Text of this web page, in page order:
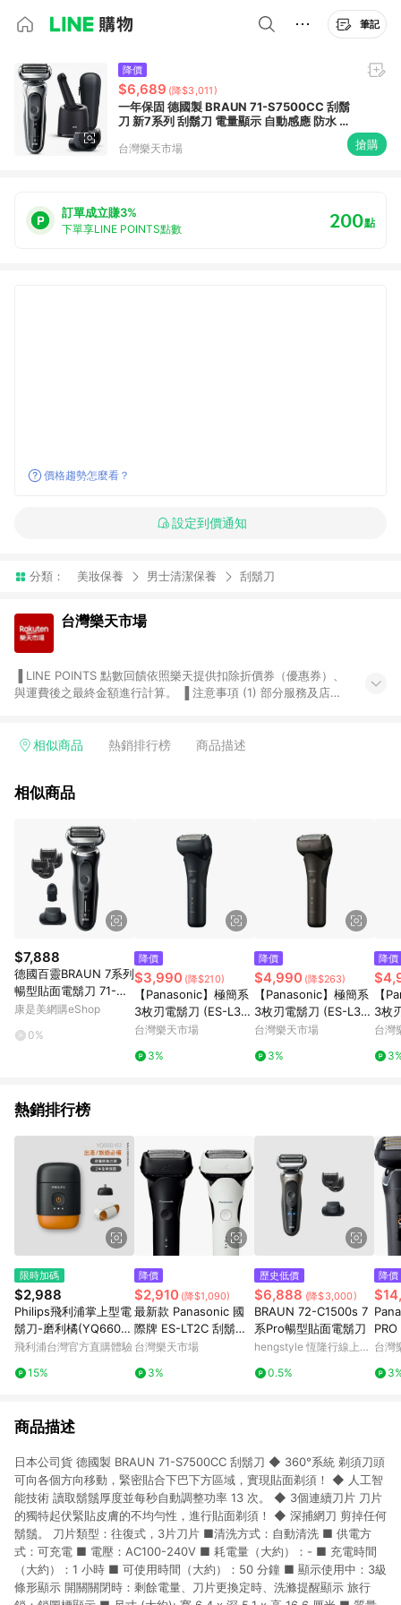
筆記
降價
$6,689 (降$3,011)
一年保固 德國製 BRAUN 71-S7500CC 刮鬍
刀 新7系列 刮鬍刀 電量顯示 自動感應 防水 快
充 邊淋浴邊使用 自動洗淨座 父親節 禮物 日版
代購
台灣樂天市場 搶購
訂單成立賺3%
下單享LINE POINTS點數 200點
價格趨勢怎麼看？
設定到價通知
分類： 美妝保養 男士清潔保養 刮鬍刀
台灣樂天市場
與運費後之最終金額進行計算。 ▐ 注意事項 (1) 部分服務及店家
Smart mobile、神腦生活、JS巨盛、樂天KOBO電子書，請詳閱
台灣樂天市場，並在同一瀏覽器於24小時內結帳，才享有 LINE
市場 45 天內完成訂單出貨及結帳，則不符合贈點資格。 (4) 如
使用APP、或中途瀏覽比價網、回饋網、Google等其他網頁、或
由網頁版(電腦版/手機版網頁)切換為App都將會造成追蹤中斷而
無法進行 LINE POINTS 回饋。 (5) LINE 購物為購物資訊整合性
平台，商品資料更新會有時間差，如顯示之商品規格、顏色、價
位、贈品與台灣樂天市場銷售網頁不符，以銷售網頁標示為準。
(6) 導購訂單已逾 365 天，根據台灣樂天回饋規定，逾期訂單將
不符合回饋資格。 (7) 若上述或其他原因，致使消費者無接收到
點數回饋或點數回饋有爭議，台灣樂天市場保有更改條款與法律
追訴之權利，活動詳情以樂天市場網站公告為準。
相似商品 熱銷排行榜 商品描述
相似商品
$7,888
德國百靈BRAUN 7系列
暢型貼面電鬍刀 71-N1
500s wet & dry_廠商
康是美網購eShop
0%
降價
$3,990 (降$210)
【Panasonic】極簡系
3枚刃電鬍刀 (ES-L321
W)
台灣樂天市場
3%
降價
$4,990 (降$263)
【Panasonic】極簡系
3枚刃電鬍刀 (ES-L341
W)
台灣樂天市場
3%
降價
【
3枚
W)
台灣
熱銷排行榜
限時加碼
$2,988
Philips飛利浦掌上型電
鬍刀-磨利橘(YQ660/0
2)
飛利浦台灣官方直購體驗
15%
降價
$2,910 (降$1,090)
最新款 Panasonic 國
際牌 ES-LT2C 刮鬍刀
3刀頭 日本製 防水 國
買代購
台灣樂天市場
3%
歷史低價
$6,888 (降$3,000)
BRAUN 72-C1500s 7
系Pro暢型貼面電鬍刀
hengstyle 恆隆行線上購
0.5%
降價
士電
清洗
台灣
商品描述
日本公司貨 德國製 BRAUN 71-S7500CC 刮鬍刀 ◆ 360°系統 剃須刀頭
可向各個方向移動，緊密貼合下巴下方區域，實現貼面剃須！ ◆ 人工智
能技術 讀取鬍鬚厚度並每秒自動調整功率 13 次。 ◆ 3個連續刀片 刀片
的獨特起伏緊貼皮膚的不均勻性，進行貼面剃須！ ◆ 深捕網刀 剪掉任何
鬍鬚。 刀片類型：往復式，3片刀片 ■清洗方式：自動清洗 ■ 供電方
式：可充電 ■ 電壓：AC100-240V ■ 耗電量（大約）：- ■ 充電時間
（大約）：1 小時 ■ 可使用時間（大約）：50 分鐘 ■ 顯示使用中：3級
條形顯示 開關關閉時：剩餘電量、刀片更換定時、洗滌提醒顯示 旅行